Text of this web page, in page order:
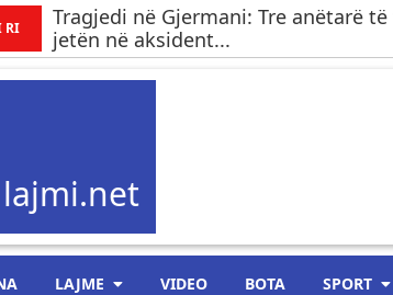
RI
Tragjedi në Gjermani: Tre anëtarë
jetën në aksident...
lajmi.net
LAJME VIDEO BOTA SPORT